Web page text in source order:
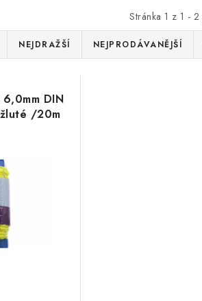
Stránka 1 z 1 - 2
NEJDRAŽŠÍ NEJPRODÁVANĚJŠÍ
DIN
/20m